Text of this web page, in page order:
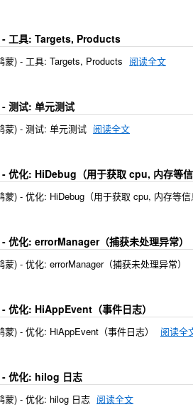
- 工具: Targets, Products
蒙) - 工具: Targets, Products 阅读全文
测试: 单元测试
蒙) - 测试: 单元测试 阅读全文
优化: HiDebug（用于获取 cpu, 内存等信
) - 优化: HiDebug（用于获取 cpu, 内存等信
优化: errorManager（捕获未处理异常）
) - 优化: errorManager（捕获未处理异常）
优化: HiAppEvent（事件日志）
) - 优化: HiAppEvent（事件日志）
阅读全
优化: hilog 日志
蒙) - 优化: hilog 日志 阅读全文